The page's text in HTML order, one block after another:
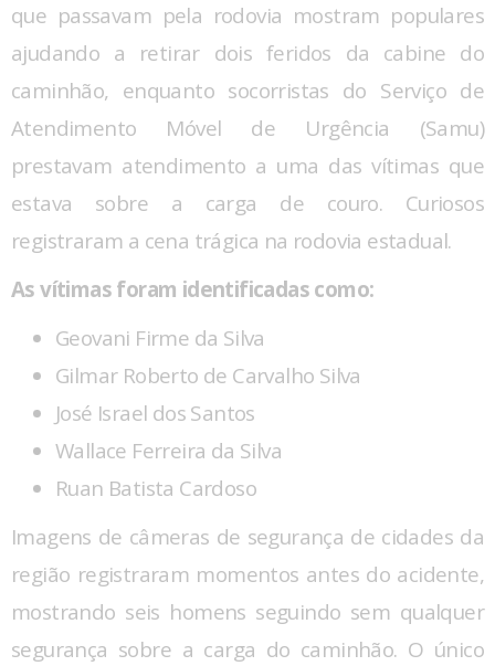
que passavam pela rodovia mostram populares
ajudando a retirar dois feridos da cabine do
caminhão, enquanto socorristas do Serviço de
Atendimento Móvel de Urgência (Samu)
prestavam atendimento a uma das vítimas que
estava sobre a carga de couro. Curiosos
registraram a cena trágica na rodovia estadual.
As vítimas foram identificadas como:
Geovani Firme da Silva
Gilmar Roberto de Carvalho Silva
José Israel dos Santos
Wallace Ferreira da Silva
Ruan Batista Cardoso
Imagens de câmeras de segurança de cidades da
região registraram momentos antes do acidente,
mostrando seis homens seguindo sem qualquer
segurança sobre a carga do caminhão. O único